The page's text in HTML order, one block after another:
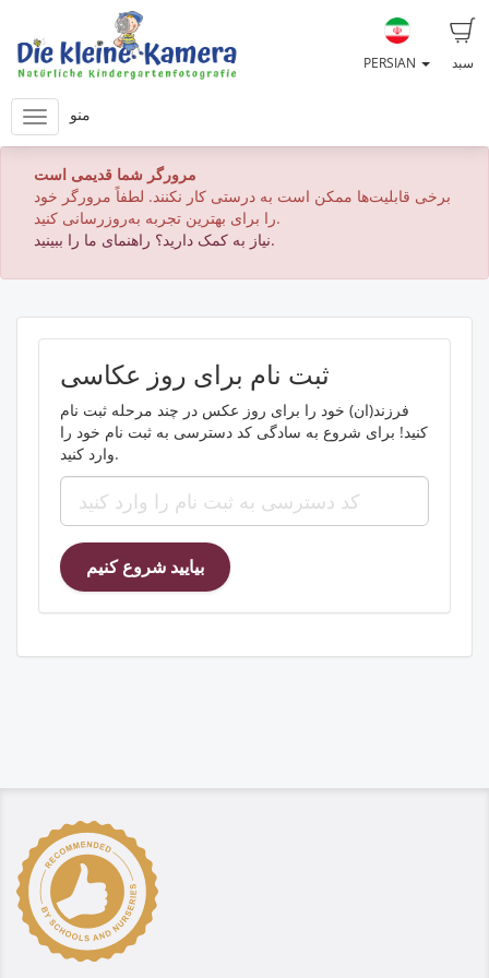
سبد PERSIAN
منو
مرورگر شما قدیمی است
برخی قابلیت‌ها ممکن است به درستی کار نکنند. لطفاً مرورگر خود
را برای بهترین تجربه به‌روزرسانی کنید.
نیاز به کمک دارید؟ راهنمای ما را ببینید.
ثبت نام برای روز عکاسی
فرزند(ان) خود را برای روز عکس در چند مرحله ثبت نام
کنید! برای شروع به سادگی کد دسترسی به ثبت نام خود را
وارد کنید.